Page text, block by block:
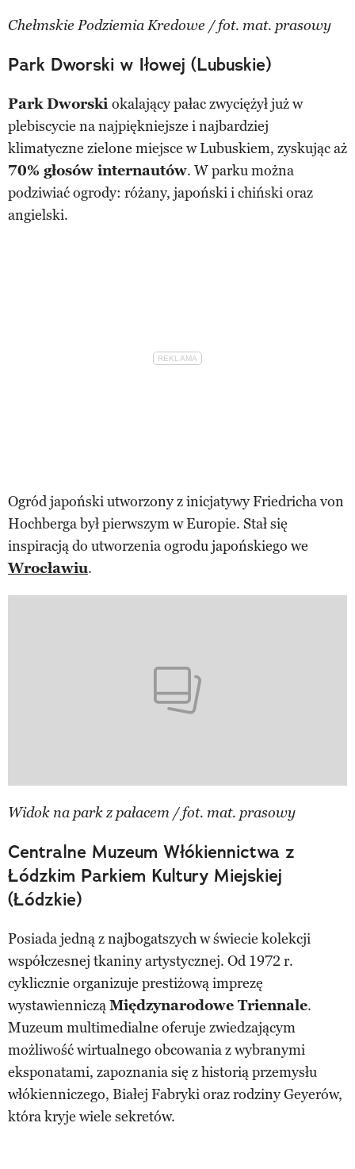
Chełmskie Podziemia Kredowe / fot. mat. prasowy
Park Dworski w Iłowej (Lubuskie)
Park Dworski okalający pałac zwyciężył już w
plebiscycie na najpiękniejsze i najbardziej
klimatyczne zielone miejsce w Lubuskiem, zyskując aż
70% głosów internautów. W parku można
podziwiać ogrody: różany, japoński i chiński oraz
angielski.
Ogród japoński utworzony z inicjatywy Friedricha von
Hochberga był pierwszym w Europie. Stał się
inspiracją do utworzenia ogrodu japońskiego we
Wrocławiu.
Widok na park z pałacem / fot. mat. prasowy
Centralne Muzeum Włókiennictwa z
Łódzkim Parkiem Kultury Miejskiej
(Łódzkie)
Posiada jedną z najbogatszych w świecie kolekcji
współczesnej tkaniny artystycznej. Od 1972 r.
cyklicznie organizuje prestiżową imprezę
wystawiennicząMiędzynarodowe Triennale.
Muzeum multimedialne oferuje zwiedzającym
możliwość wirtualnego obcowania z wybranymi
eksponatami, zapoznania się z historią przemysłu
włókienniczego, Białej Fabryki oraz rodziny Geyerów,
która kryje wiele sekretów.